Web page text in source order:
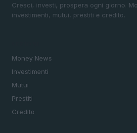
Cresci, investi, prospera ogni giorno.
investimenti, mutui, prestiti e credito.
Money News
Investimenti
Mutui
Prestiti
Credito